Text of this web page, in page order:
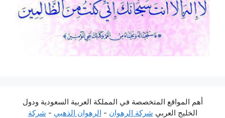
أهم المواقع المتخصصة في المملكة العربية السعودية ودول
الخليج العربي شركة الرهوان - الرهوان الذهبي - شركة